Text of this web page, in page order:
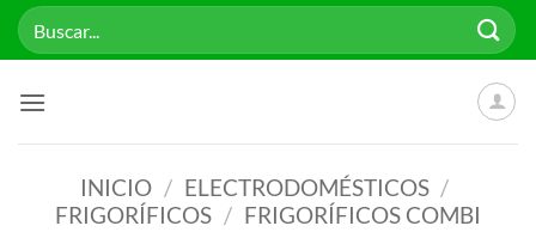
Saltar
Buscar
por:
INICIO / ELECTRODOMÉSTICOS /
FRIGORÍFICOS / FRIGORÍFICOS COMBI